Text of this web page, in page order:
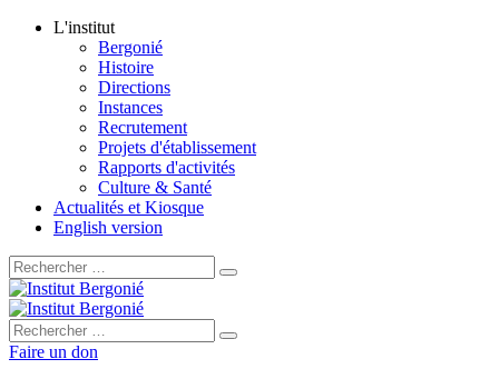
L'institut
Bergonié
Histoire
Directions
Instances
Recrutement
Projets d'établissement
Rapports d'activités
Culture & Santé
Actualités et Kiosque
English version
Rechercher :
Rechercher :
Faire un don